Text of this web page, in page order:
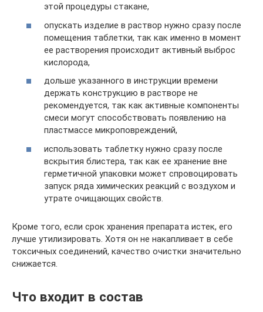
этой процедуры стакане,
опускать изделие в раствор нужно сразу после
помещения таблетки, так как именно в момент
ее растворения происходит активный выброс
кислорода,
дольше указанного в инструкции времени
держать конструкцию в растворе не
рекомендуется, так как активные компоненты
смеси могут способствовать появлению на
пластмассе микроповреждений,
использовать таблетку нужно сразу после
вскрытия блистера, так как ее хранение вне
герметичной упаковки может спровоцировать
запуск ряда химических реакций с воздухом и
утрате очищающих свойств.
Кроме того, если срок хранения препарата истек, его
лучше утилизировать. Хотя он не накапливает в себе
токсичных соединений, качество очистки значительно
снижается.
Что входит в состав